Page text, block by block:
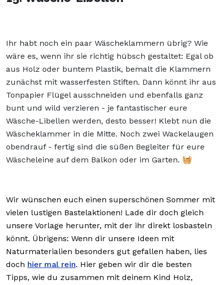
Ihr habt noch ein paar Wäscheklammern übrig? Wie
wäre es, wenn ihr sie richtig hübsch gestaltet: Egal ob
aus Holz oder buntem Plastik, bemalt die Klammern
zunächst mit wasserfesten Stiften. Dann könnt ihr aus
Tonpapier Flügel ausschneiden und ebenfalls ganz
bunt und wild verzieren - je fantastischer eure
Wäsche-Libellen werden, desto besser! Klebt nun die
Wäscheklammer in die Mitte. Noch zwei Wackelaugen
obendrauf - fertig sind die süßen Begleiter für eure
Wäscheleine auf dem Balkon oder im Garten. 🧺
Wir wünschen euch einen superschönen Sommer mit
vielen lustigen Bastelaktionen! Lade dir doch gleich
unsere Vorlage herunter, mit der ihr direkt losbasteln
könnt. Übrigens: Wenn dir unsere Ideen mit
Naturmaterialien besonders gut gefallen haben, lies
doch hier mal rein. Hier geben wir dir die besten
Tipps, wie du zusammen mit deinem Kind Holz,